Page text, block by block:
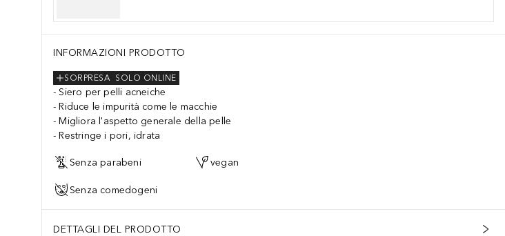
INFORMAZIONI PRODOTTO
SOLO ONLINE
SORPRESA
Siero per pelli acneiche
Riduce le impurità come le macchie
Migliora l'aspetto generale della pelle
Restringe i pori, idrata
Senza parabeni vegan
Senza comedogeni
DETTAGLI DEL PRODOTTO